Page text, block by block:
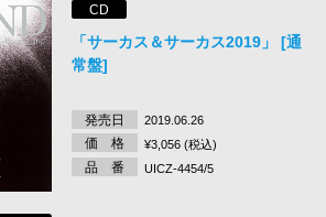
CD
「サーカス＆サーカス2019」 [通
常盤]
発売日 2019.06.26
価 格 ¥3,056 (税込)
品 番 UICZ-4454/5